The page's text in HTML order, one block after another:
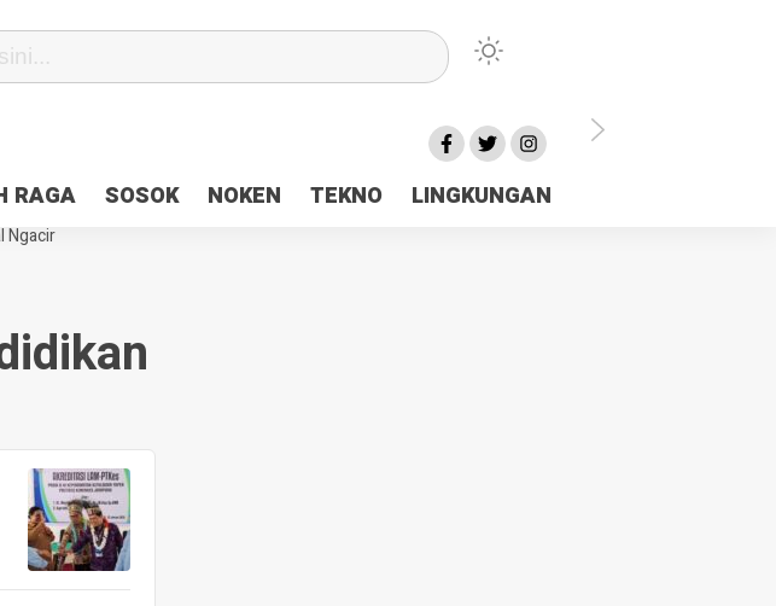
RAGA SOSOK NOKEN TEKNO LINGKUNGAN
Sejuk Polri di Deklarasi Pemilu Ceria Tanah Papua
Cair 10 Persen, Deposit Kas Daerah Rp23 Miliar Disorot
Ngacir